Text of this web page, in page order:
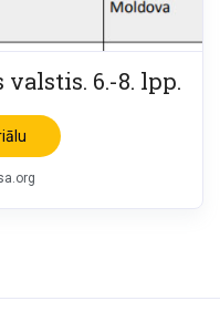
6.-8. lpp.